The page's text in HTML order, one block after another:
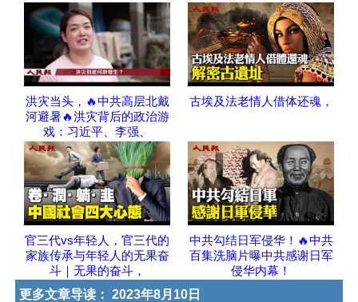
洪灾当头，🔥中共高层北戴
河避暑🔥洪灾背后的政治游
戏：习近平、李强、
古埃及法老情人借体还魂，
官三代vs年轻人，官三代的
家族传承与年轻人的无果奋
斗｜无果的奋斗，
中共勾结日军侵华！🔥中共
百集洗脑片曝中共感谢日军
侵华内幕！
更多文章导读： 2023年8月10日